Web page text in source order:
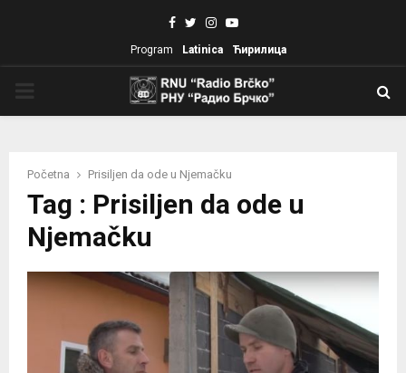
Facebook
TwitterInstagram
Youtube
Program Latinica Ћирилица
Početna Prisiljen da ode u Njemačku
Tag : Prisiljen da ode u
Njemačku